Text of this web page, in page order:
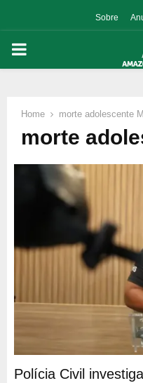
Sobre
PRIMARY
Home morte adolescente
morte
Polícia Civil